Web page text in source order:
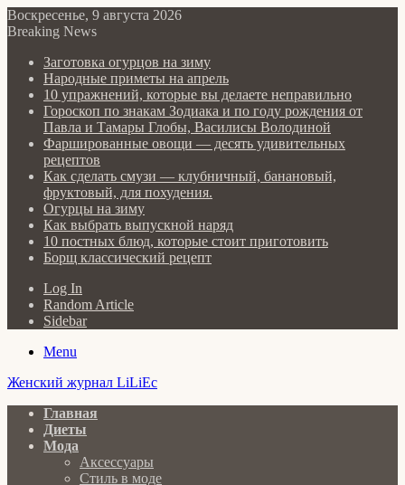
Воскресенье, 9 августа 2026
Breaking News
Заготовка огурцов на зиму
Народные приметы на апрель
10 упражнений, которые вы делаете неправильно
Гороскоп по знакам Зодиака и по году рождения от
Павла и Тамары Глобы, Василисы Володиной
Фаршированные овощи — десять удивительных
рецептов
Как сделать cмузи — клубничный, банановый,
фруктовый, для похудения.
Огурцы на зиму
Как выбрать выпускной наряд
10 постных блюд, которые стоит приготовить
Борщ классический рецепт
Log In
Random Article
Sidebar
Menu
Женский журнал LiLiEc
Главная
Диеты
Мода
Аксессуары
Стиль в моде